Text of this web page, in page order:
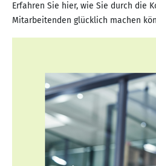
Erfahren Sie hier, wie Sie durch die
Mitarbeitenden glücklich machen